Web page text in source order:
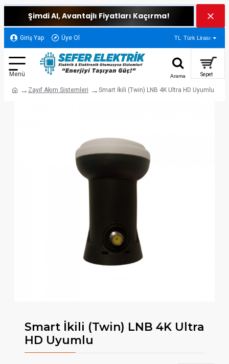
Şimdi Al, Avantajlı Fiyatları Kaçırma!
Giriş Yap Üye Ol TL Türk Lirası
Zayıf Akım Sistemleri Smart İkili (Twin) LNB 4K Ultra HD Uyumlu
Smart İkili (Twin) LNB 4K Ultra
HD Uyumlu